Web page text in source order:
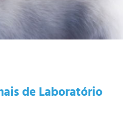
de Laboratório